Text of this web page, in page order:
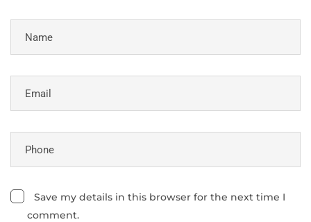
Save my details in this browser for the next time I
comment.